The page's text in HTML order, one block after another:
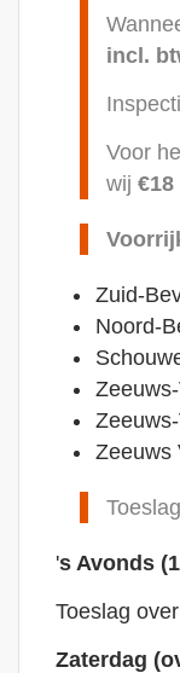
incl.
Voor
wij
Zuid-
Noord-
Zeeuws
's Avonds
Toeslag
Zaterdag